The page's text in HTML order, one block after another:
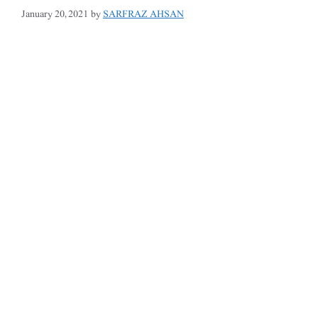
January 20, 2021 bySARFRAZ AHSAN